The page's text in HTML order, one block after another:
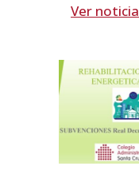
Ver noticia